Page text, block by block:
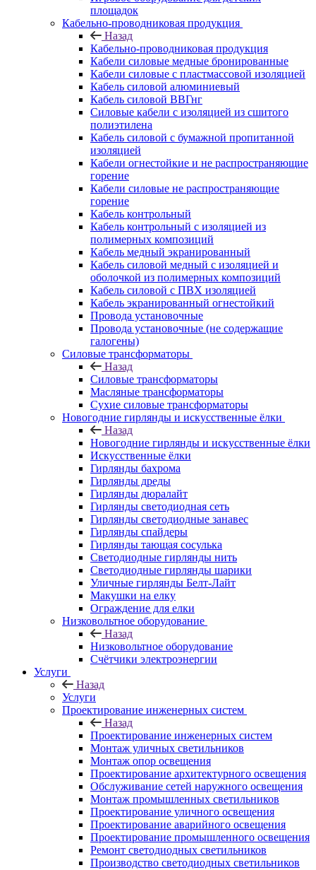
площадок
Кабельно-проводниковая продукция
Назад
Кабельно-проводниковая продукция
Кабели силовые медные бронированные
Кабели силовые с пластмассовой изоляцией
Кабель силовой алюминиевый
Кабель силовой ВВГнг
Силовые кабели с изоляцией из сшитого
полиэтилена
Кабель силовой с бумажной пропитанной
изоляцией
Кабели огнестойкие и не распространяющие
горение
Кабели силовые не распространяющие
горение
Кабель контрольный
Кабель контрольный с изоляцией из
полимерных композиций
Кабель медный экранированный
Кабель силовой медный с изоляцией и
оболочкой из полимерных композиций
Кабель силовой с ПВХ изоляцией
Кабель экранированный огнестойкий
Провода установочные
Провода установочные (не содержащие
галогены)
Силовые трансформаторы
Назад
Силовые трансформаторы
Масляные трансформаторы
Сухие силовые трансформаторы
Новогодние гирлянды и искусственные ёлки
Назад
Новогодние гирлянды и искусственные ёлки
Искусственные ёлки
Гирлянды бахрома
Гирлянды дреды
Гирлянды дюралайт
Гирлянды светодиодная сеть
Гирлянды светодиодные занавес
Гирлянды спайдеры
Гирлянды тающая сосулька
Светодиодные гирлянды нить
Светодиодные гирлянды шарики
Уличные гирлянды Белт-Лайт
Макушки на елку
Ограждение для елки
Низковольтное оборудование
Назад
Низковольтное оборудование
Счётчики электроэнергии
Услуги
Назад
Услуги
Проектирование инженерных систем
Назад
Проектирование инженерных систем
Монтаж уличных светильников
Монтаж опор освещения
Проектирование архитектурного освещения
Обслуживание сетей наружного освещения
Монтаж промышленных светильников
Проектирование уличного освещения
Проектирование аварийного освещения
Проектирование промышленного освещения
Ремонт светодиодных светильников
Производство светодиодных светильников